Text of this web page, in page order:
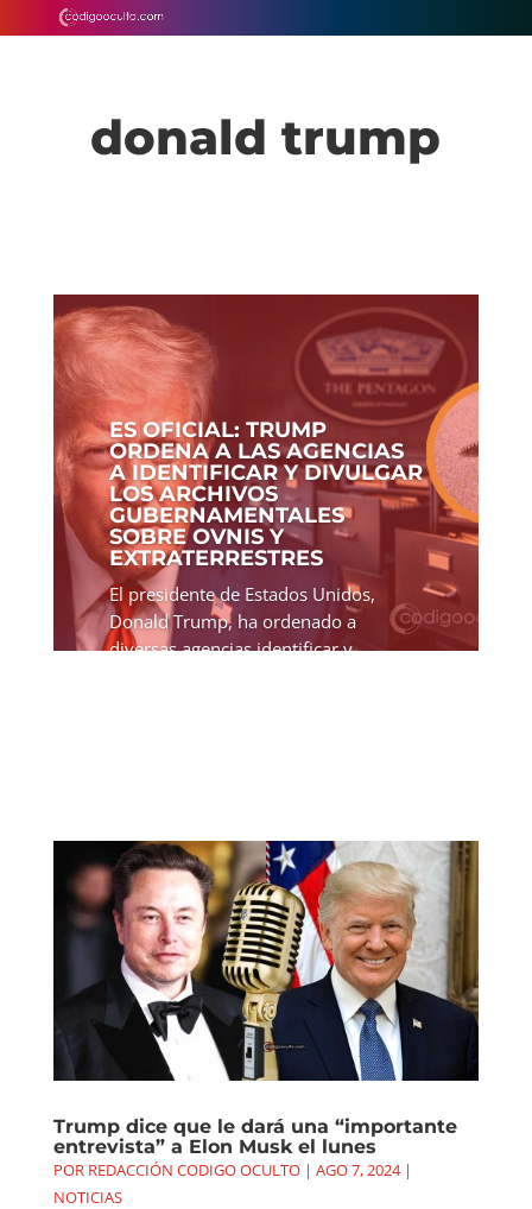
donald trump
ES OFICIAL: TRUMP
ORDENA A LAS AGENCIAS
A IDENTIFICAR Y DIVULGAR
LOS ARCHIVOS
GUBERNAMENTALES
SOBRE OVNIS Y
EXTRATERRESTRES
El presidente de Estados Unidos,
Donald Trump, ha ordenado a
diversas agencias identificar y
Trump dice que le dará una “importante
entrevista” a Elon Musk el lunes
POR REDACCIÓN CODIGO OCULTO| AGO 7, 2024|
NOTICIAS